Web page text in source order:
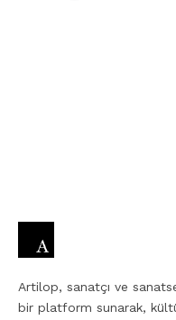
Artilop, sanatçı ve
bir platform sunarak,